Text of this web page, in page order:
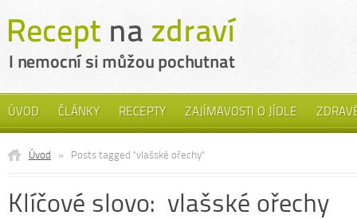
ÚVOD ČLÁNKY RECEPTY ZAJÍMAVOSTI O JÍDLE
Úvod » Posts tagged "vlašské ořechy"
Klíčové slovo: vlašské ořechy